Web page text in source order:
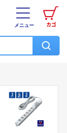
カゴ
メニュー